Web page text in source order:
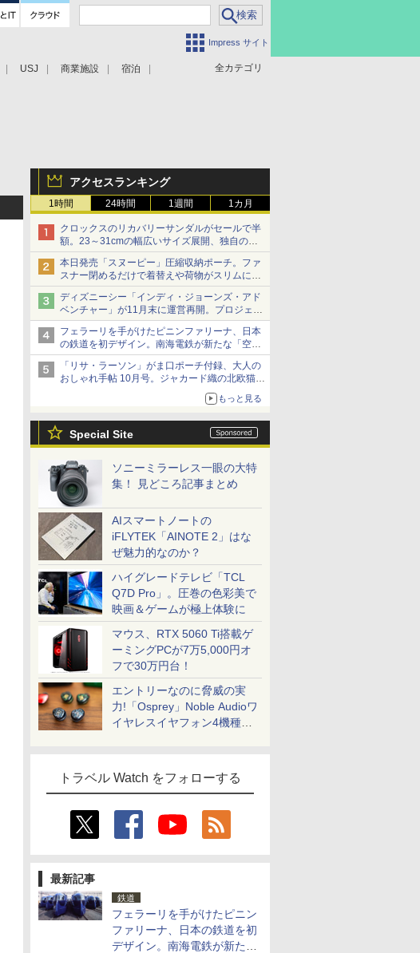
Impress サイト
全カテゴリ
USJ 商業施設 宿泊
アクセスランキング
1時間 24時間 1週間 1カ月
クロックスのリカバリーサンダルがセールで半
額。23～31cmの幅広いサイズ展開、独自のク
ッション素材を採用
本日発売「スヌーピー」圧縮収納ポーチ。ファ
スナー閉めるだけで着替えや荷物がスリムにま
とまる
ディズニーシー「インディ・ジョーンズ・アド
ベンチャー」が11月末に運営再開。プロジェク
ションマッピングを追加、DPAは1500円
フェラーリを手がけたピニンファリーナ、日本
の鉄道を初デザイン。南海電鉄が新たな「空港
特急」をなにわ筋線へ導入
「リサ・ラーソン」がま口ポーチ付録、大人の
おしゃれ手帖 10月号。ジャカード織の北欧猫デ
もっと見る
Special Site
ソニーミラーレス一眼の大特
集！ 見どころ記事まとめ
AIスマートノートの
iFLYTEK「AINOTE 2」はな
ぜ魅力的なのか？
ハイグレードテレビ「TCL
Q7D Pro」。圧巻の色彩美で
映画＆ゲームが極上体験に
マウス、RTX 5060 Ti搭載ゲ
ーミングPCが7万5,000円オ
フで30万円台！
エントリーなのに脅威の実
力!「Osprey」Noble Audioワ
イヤレスイヤフォン4機種を
トラベル Watch をフォローする
最新記事
鉄道
フェラーリを手がけたピニン
ファリーナ、日本の鉄道を初
デザイン。南海電鉄が新たな